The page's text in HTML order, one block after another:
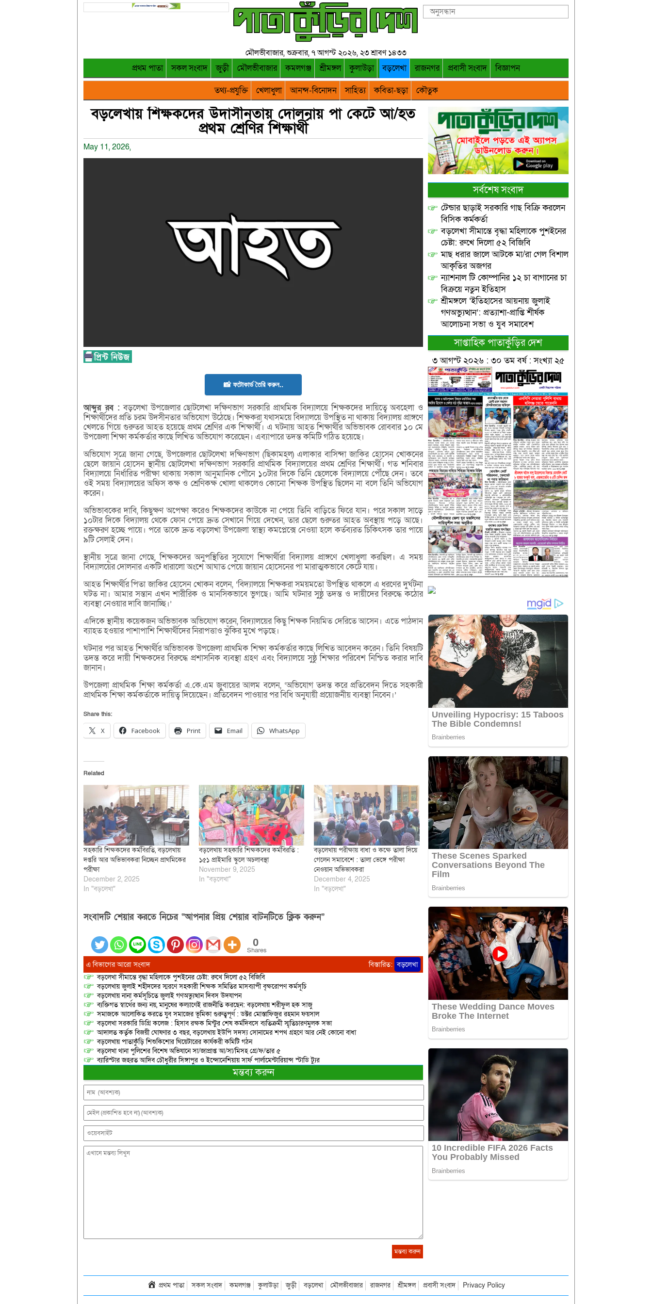
মৌলভীবাজার, শুক্রবার, ৭ আগস্ট ২০২৬, ২৩ শ্রাবণ ১৪৩৩
প্রথম পাতা সকল সংবাদ জুড়ী মৌলভীবাজার কমলগঞ্জ শ্রীমঙ্গল কুলাউড়া বড়লেখা রাজনগর প্রবাসী সংবাদ
বিজ্ঞাপন
তথ্য-প্রযুক্তি
খেলাধুলা আনন্দ-বিনোদন সাহিত্য কবিতা-ছড়া কৌতুক
বড়লেখায় শিক্ষকদের উদাসীনতায় দোলনায় পা কেটে আ/হত
প্রথম শ্রেণির শিক্ষার্থী
May 11, 2026,
📸 ফটোকার্ড তৈরি করুন..
আব্দুররব : বড়লেখা উপজেলার ছোটলেখা দক্ষিণভাগ সরকারি প্রাথমিক বিদ্যালয়ে শিক্ষকদের দায়িত্বে অবহেলা ও
শিক্ষার্থীদের প্রতি চরম উদসীনতার অভিযোগ উঠেছে। শিক্ষকরা যথাসময়ে বিদ্যালয়ে উপস্থিত না থাকায় বিদ্যালয় প্রাঙ্গণে
খেলতে গিয়ে গুরুতর আহত হয়েছে প্রথম শ্রেণির এক শিক্ষার্থী। এ ঘটনায় আহত শিক্ষার্থীর অভিভাবক রোববার ১০ মে
উপজেলা শিক্ষা কর্মকর্তার কাছে লিখিত অভিযোগ করেছেন। এব্যাপারে তদন্ত কমিটি গঠিত হয়েছে।
অভিযোগ সূত্রে জানা গেছে, উপজেলার ছোটলেখা দক্ষিণভাগ (ছিকামহল) এলাকার বাসিন্দা জাকির হোসেন খোকনের
ছেলে জায়ান হোসেন স্থানীয় ছোটলেখা দক্ষিণভাগ সরকারি প্রাথমিক বিদ্যালয়ের প্রথম শ্রেণির শিক্ষার্থী। গত শনিবার
বিদ্যালয়ে নির্ধারিত পরীক্ষা থাকায় সকাল আনুমানিক পৌনে ১০টার দিকে তিনি ছেলেকে বিদ্যালয়ে পৌঁছে দেন। তবে
ওই সময় বিদ্যালয়ের অফিস কক্ষ ও শ্রেণিকক্ষ খোলা থাকলেও কোনো শিক্ষক উপস্থিত ছিলেন না বলে তিনি অভিযোগ
করেন।
অভিভাবকের দাবি, কিছুক্ষণ অপেক্ষা করেও শিক্ষকদের কাউকে না পেয়ে তিনি বাড়িতে ফিরে যান। পরে সকাল সাড়ে
১০টার দিকে বিদ্যালয় থেকে ফোন পেয়ে দ্রুত সেখানে গিয়ে দেখেন, তার ছেলে গুরুতর আহত অবস্থায় পড়ে আছে।
রক্তক্ষরণ হচ্ছে পায়ে। পরে তাকে দ্রুত বড়লেখা উপজেলা স্বাস্থ্য কমপ্লেক্সে নেওয়া হলে কর্তব্যরত চিকিৎসক তার পায়ে
৯টি সেলাই দেন।
স্থানীয় সূত্রে জানা গেছে, শিক্ষকদের অনুপস্থিতির সুযোগে শিক্ষার্থীরা বিদ্যালয় প্রাঙ্গণে খেলাধুলা করছিল। এ সময়
বিদ্যালয়ের দোলনার একটি ধারালো অংশে আঘাত পেয়ে জায়ান হোসেনের পা মারাত্মকভাবে কেটে যায়।
আহত শিক্ষার্থীর পিতা জাকির হোসেন খোকন বলেন, ‘বিদ্যালয়ে শিক্ষকরা সময়মতো উপস্থিত থাকলে এ ধরণের দুর্ঘটনা
ঘটত না। আমার সন্তান এখন শারীরিক ও মানসিকভাবে ভুগছে। আমি ঘটনার সুষ্ঠু তদন্ত ও দায়ীদের বিরুদ্ধে কঠোর
ব্যবস্থা নেওয়ার দাবি জানাচ্ছি।’
এদিকে স্থানীয় কয়েকজন অভিভাবক অভিযোগ করেন, বিদ্যালয়ের কিছু শিক্ষক নিয়মিত দেরিতে আসেন। এতে পাঠদান
ব্যাহত হওয়ার পাশাপাশি শিক্ষার্থীদের নিরাপত্তাও ঝুঁকির মুখে পড়ছে।
ঘটনার পর আহত শিক্ষার্থীর অভিভাবক উপজেলা প্রাথমিক শিক্ষা কর্মকর্তার কাছে লিখিত আবেদন করেন। তিনি বিষয়টি
তদন্ত করে দায়ী শিক্ষকদের বিরুদ্ধে প্রশাসনিক ব্যবস্থা গ্রহণ এবং বিদ্যালয়ে সুষ্ঠু শিক্ষার পরিবেশ নিশ্চিত করার দাবি
জানান।
উপজেলা প্রাথমিক শিক্ষা কর্মকর্তা এ.কে.এম জুবায়ের আলম বলেন, ‘অভিযোগ তদন্ত করে প্রতিবেদন দিতে সহকারী
প্রাথমিক শিক্ষা কর্মকর্তাকে দায়িত্ব দিয়েছেন। প্রতিবেদন পাওয়ার পর বিধি অনুযায়ী প্রয়োজনীয় ব্যবস্থা নিবেন।’
Share this:
X Facebook Print Email WhatsApp
Related
সহকারি শিক্ষকদের কর্মবিরতি, বড়লেখায়
দপ্তরি আর অভিভাবকরা নিচ্ছেন প্রাথমিকের
পরীক্ষা
December 2, 2025
In "বড়লেখা"
বড়লেখায় সহকারি শিক্ষকদের কর্মবিরতি :
১৫১ প্রাইমারি স্কুলে অচলাবস্থা
November 9, 2025
In "বড়লেখা"
বড়লেখায় পরীক্ষায় বাধা ও কক্ষে তালা দিয়ে
গেলেন সমাবেশে : তালা ভেঙ্গে পরীক্ষা
নেওয়ান অভিভাবকরা
December 4, 2025
In "বড়লেখা"
সংবাদটি শেয়ার করতে নিচের “আপনার প্রিয় শেয়ার বাটনটিতে ক্লিক করুন”
0
Shares
এ বিভাগের আরো সংবাদ বিস্তারিত: বড়লেখা
বড়লেখা সীমান্তে বৃদ্ধা মহিলাকে পুশইনের চেষ্টা: রুখে দিলো ৫২ বিজিবি
বড়লেখায় জুলাই শহীদদের স্মরণে সহকারী শিক্ষক সমিতির মাসব্যাপী বৃক্ষরোপণ কর্মসূচি
বড়লেখায় নানা কর্মসূচিতে জুলাই গণঅভ্যুত্থান দিবস উদযাপন
ব্যক্তিগত স্বার্থের জন্য নয়, মানুষের কল্যাণেই রাজনীতি করছেন: বড়লেখায় শরীফুল হক সাজু
সমাজকে আলোকিত করতে যুব সমাজের ভূমিকা গুরুত্বপূর্ণ : ডক্টর মোস্তাফিজুর রহমান ফয়সাল
বড়লেখা সরকারি ডিগ্রি কলেজ : হিসাব রক্ষক মিন্টুর শেষ কর্মদিবসে ব্যতিক্রমী স্মৃতিচারণমুলক সভা
আদালত কর্তৃক বিজয়ী ঘোষণার ৩ বছর, বড়লেখায় ইউপি সদস্য সোনামের শপথ গ্রহণে আর নেই কোনো বাধা
বড়লেখায় পাতাকুঁড়ি শিশুকিশোর থিয়েটারের কার্যকরী কমিটি গঠন
বড়লেখা থানা পুলিশের বিশেষ অভিযানে সা/জাপ্রাপ্ত আ/সা/মিসহ গ্রে/ফ/তার ৫
ব্যারিস্টার জহরত আদিব চৌধুরীর সিঙ্গাপুর ও ইন্দোনেশিয়ায় সার্ফ পার্লামেন্টারিয়ান্স স্টাডি ট্যুর
মন্তব্য করুন
সর্বশেষ সংবাদ
টেন্ডার ছাড়াই সরকারি গাছ বিক্রি করলেন
বিসিক কর্মকর্তা
বড়লেখা সীমান্তে বৃদ্ধা মহিলাকে পুশইনের
চেষ্টা: রুখে দিলো ৫২ বিজিবি
মাছ ধরার জালে আটকে মা/রা গেল বিশাল
আকৃতির অজগর
ন্যাশনাল টি কোম্পানির ১২ চা বাগানের চা
বিক্রয়ে নতুন ইতিহাস
শ্রীমঙ্গলে ‘ইতিহাসের আয়নায় জুলাই
গণঅভ্যুত্থান’: প্রত্যাশা-প্রাপ্তি শীর্ষক
আলোচনা সভা ও যুব সমাবেশ
সাপ্তাহিক পাতাকুঁড়ির দেশ
৩ আগস্ট ২০২৬ : ৩০ তম বর্ষ : সংখ্যা ২৫
প্রথম পাতা সকল সংবাদ কমলগঞ্জ কুলাউড়া জুড়ী বড়লেখা মৌলভীবাজার রাজনগর শ্রীমঙ্গল প্রবাসী সংবাদ Privacy Policy